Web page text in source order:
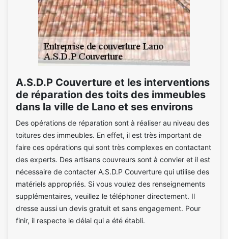
A.S.D.P Couverture et les interventions
de réparation des toits des immeubles
dans la ville de Lano et ses environs
Des opérations de réparation sont à réaliser au niveau des
toitures des immeubles. En effet, il est très important de
faire ces opérations qui sont très complexes en contactant
des experts. Des artisans couvreurs sont à convier et il est
nécessaire de contacter A.S.D.P Couverture qui utilise des
matériels appropriés. Si vous voulez des renseignements
supplémentaires, veuillez le téléphoner directement. Il
dresse aussi un devis gratuit et sans engagement. Pour
finir, il respecte le délai qui a été établi.